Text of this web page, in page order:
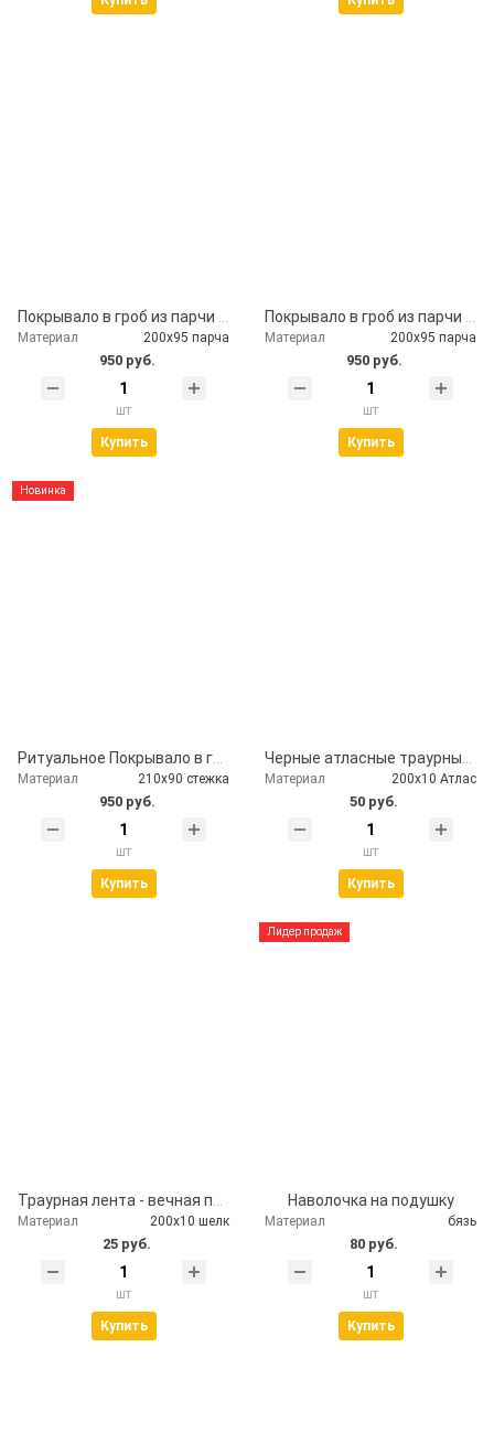
Материал 200х95 парча
950 руб.
шт
Купить
Материал 200х95 парча
950 руб.
шт
Купить
Новинка
Ритуальное Покрывало в гроб глиттер серебро
Материал 210х90 стежка
950 руб.
шт
Купить
Черные атласные траурные ленты - скорбим и помним
Материал 200х10 Атлас
50 руб.
шт
Купить
Материал 200х10 шелк
25 руб.
шт
Купить
Лидер продаж
Наволочка на подушку
Материал бязь
80 руб.
шт
Купить